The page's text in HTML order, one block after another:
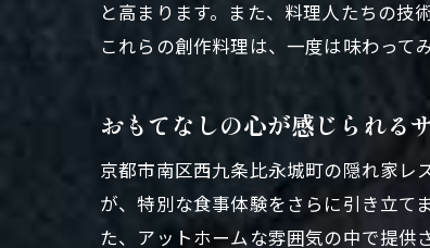
と高まります。また、料理人たちの技
これらの創作料理は、一度は味わって
おもてなしの心が感じられる
京都市南区西九条比永城町の隠れ家レ
が、特別な食事体験をさらに引き立て
た、アットホームな雰囲気の中で提供